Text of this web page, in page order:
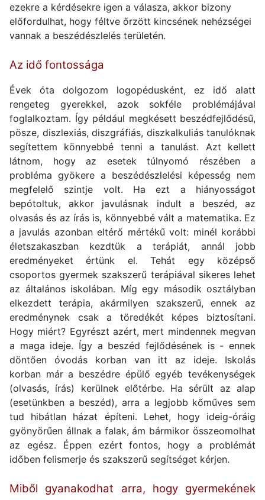
ezekre a kérdésekre igen a válasza, akkor bizony
előfordulhat, hogy féltve őrzött kincsének nehézségei
vannak a beszédészlelés területén.
Az idő fontossága
Évek óta dolgozom logopédusként, ez idő alatt
rengeteg gyerekkel, azok sokféle problémájával
foglalkoztam. Így például megkésett beszédfejlődésű,
pösze, diszlexiás, diszgráfiás, diszkalkuliás tanulóknak
segítettem könnyebbé tenni a tanulást. Azt kellett
látnom, hogy az esetek túlnyomó részében a
probléma gyökere a beszédészlelési képesség nem
megfelelő szintje volt. Ha ezt a hiányosságot
bepótoltuk, akkor javulásnak indult a beszéd, az
olvasás és az írás is, könnyebbé vált a matematika. Ez
a javulás azonban eltérő mértékű volt: minél korábbi
életszakaszban kezdtük a terápiát, annál jobb
eredményeket értünk el. Tehát egy középső
csoportos gyermek szakszerű terápiával sikeres lehet
az általános iskolában. Míg egy második osztályban
elkezdett terápia, akármilyen szakszerű, ennek az
eredménynek csak a töredékét képes biztosítani.
Hogy miért? Egyrészt azért, mert mindennek megvan
a maga ideje. Így a beszéd fejlődésének is - ennek
döntően óvodás korban van itt az ideje. Iskolás
korban már a beszédre épülő egyéb tevékenységek
(olvasás, írás) kerülnek előtérbe. Ha sérült az alap
(esetünkben a beszéd), arra a legjobb kőműves sem
tud hibátlan házat építeni. Lehet, hogy ideig-óráig
gyönyörűen állnak a falak, ám bármikor összeomolhat
az egész. Éppen ezért fontos, hogy a problémát
időben felismerje és szakszerű segítséget kérjen.
Miből gyanakodhat arra, hogy gyermekének